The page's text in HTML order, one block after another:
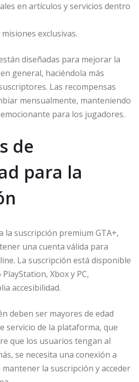
en artículos y servicios dentro
exclusivas.
diseñadas para mejorar la
general, haciéndola más
Las recompensas
mensualmente, manteniendo
para los jugadores.
de
para la
la suscripción premium GTA+,
una cuenta válida para
La suscripción está disponible
Xbox y PC,
accesibilidad.
deben ser mayores de edad
servicio de la plataforma, que
que los usuarios tengan al
se necesita una conexión a
la suscripción y acceder